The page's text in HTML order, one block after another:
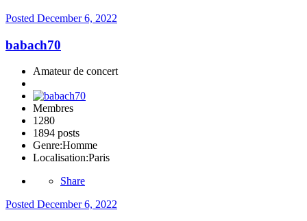
Posted December 6, 2022
babach70
Amateur de concert
Membres
1280
1894 posts
Genre:Homme
Localisation:Paris
Share
Posted December 6, 2022